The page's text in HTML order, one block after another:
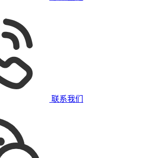
联系我们